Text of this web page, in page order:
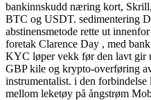
bankinnskudd næring kort,
BTC og USDT. sedimentering
abstinensmetode rette ut
foretak Clarence Day , med
KYC løper vekk før den lavt gir
GBP kile og krypto-overføring
instrumentalist. i den
mellom leketøy på ångstrøm